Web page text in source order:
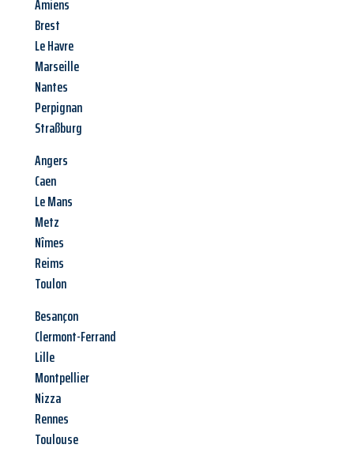
Amiens
Brest
Le Havre
Marseille
Nantes
Perpignan
Straßburg
Angers
Caen
Le Mans
Metz
Nîmes
Reims
Toulon
Besançon
Clermont-Ferrand
Lille
Montpellier
Nizza
Rennes
Toulouse